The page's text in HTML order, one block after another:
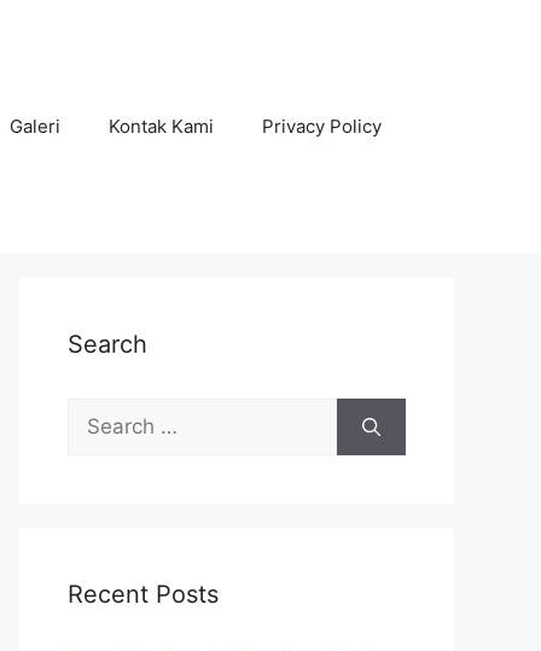
Galeri Kontak Kami Privacy Policy
Search
Search
for:
Recent Posts